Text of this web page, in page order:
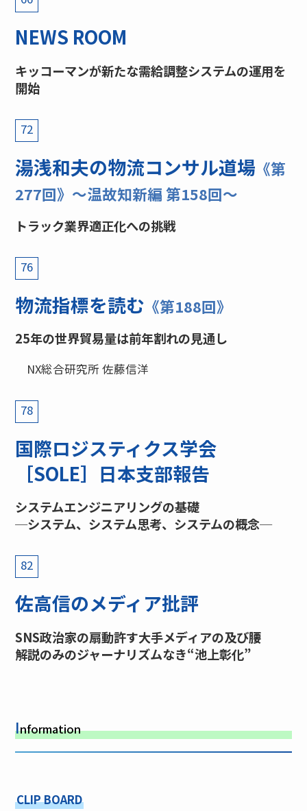
NEWS ROOM
キッコーマンが新たな需給調整システムの運用を
開始
72
湯浅和夫の物流コンサル道場 《第
277回》〜温故知新編 第158回〜
トラック業界適正化への挑戦
76
物流指標を読む 《第188回》
25年の世界貿易量は前年割れの見通し
NX総合研究所 佐藤信洋
78
国際ロジスティクス学会
［SOLE］日本支部報告
システムエンジニアリングの基礎
─システム、システム思考、システムの概念─
82
佐高信のメディア批評
SNS政治家の扇動許す大手メディアの及び腰
解説のみのジャーナリズムなき“池上彰化”
Information
CLIP BOARD